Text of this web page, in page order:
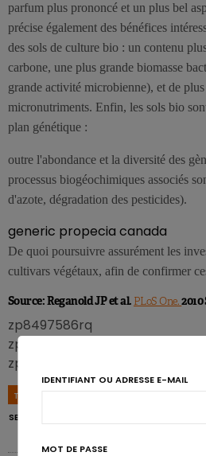
parfum plus prononcé et un plus bel
précise également des bénéfices
des sols de culture bio : un contenu
carbone, une plus grande biomasse
grande activité microbienne), et de
micronutriments. Enfin, les sols bio
plan génétique :
outre l'abondance et la diversité des
processus biogéochimiques associés
d'azote, dégradation des pesticides).
generic propecia canada
De quoi poursuivre assurément les
cultivars végétaux, afin de confirmer
Source: Reganold JP et al. PLoS One.2010
zp8497586rq
zp8497586rq
zp8497586rq
TAGS
SECURITÉ ALIMENTAIRE
IDENTIFIANT OU ADRESSE E-MAIL
MOT DE PASSE